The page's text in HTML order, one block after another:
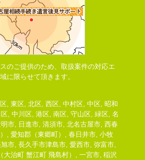
のご提供のため、取扱案件の対応エ
に限らせて頂きます。
区, 東区, 北区, 西区, 中村区, 中区, 昭和
, 中川区, 港区, 南区, 守山区, 緑区, 名
市, 日進市, 清須市, 北名古屋市, 西春
, 愛知郡（東郷町）, 春日井市, 小牧
市, 長久手市津島市, 愛西市, 弥富市,
大治町 蟹江町 飛島村）, 一宮市, 稲沢